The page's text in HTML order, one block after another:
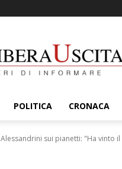
POLITICA CRONACA
Alessandrini sui pianetti: "Ha vinto